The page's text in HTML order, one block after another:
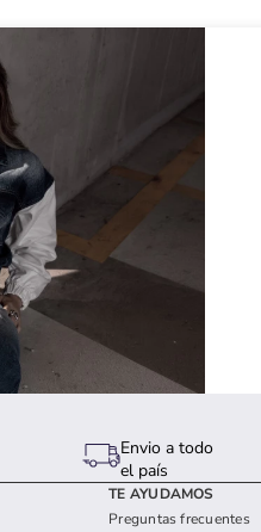
Envio a todo
el país
TE AYUDAMOS
Preguntas frecuentes